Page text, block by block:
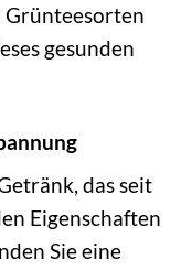
Grünteesorten
gesunden
das seit
Eigenschaften
Sie eine